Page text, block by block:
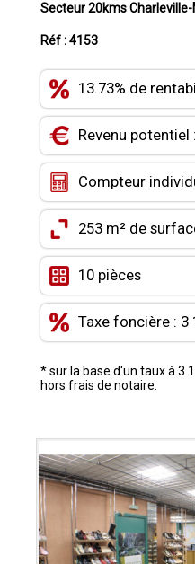
MON
MES
Secteur 20kms
Réf : 4153
13.73% de
Revenu potentiel
Compteur
253 m² de
10 pièces
Taxe foncière : 3
* sur la base d'un taux à
hors frais de notaire.